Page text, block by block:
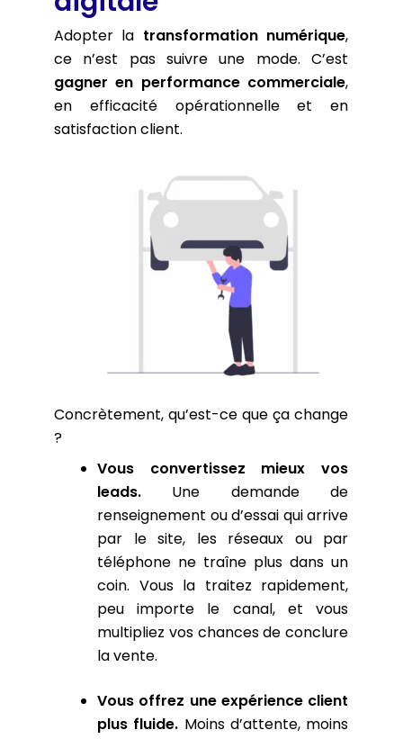
Adopter la transformation numérique,
ce n’est pas suivre une mode. C’est
gagner en performance commerciale,
en efficacité opérationnelle et en
satisfaction client.
Concrètement, qu’est-ce que ça change
?
Vous convertissez mieux vos
leads. Une demande de
renseignement ou d’essai qui arrive
par le site, les réseaux ou par
téléphone ne traîne plus dans un
coin. Vous la traitez rapidement,
peu importe le canal, et vous
multipliez vos chances de conclure
la vente.
Vous offrez une expérience client
plus fluide. Moins d’attente, moins